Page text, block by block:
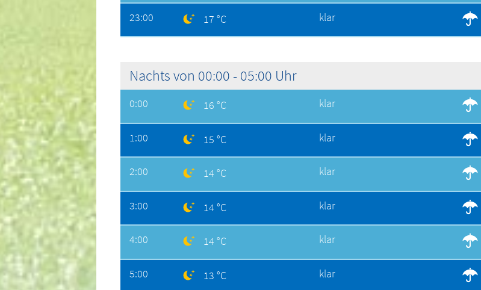
23:00 17 °C klar
Nachts von 00:00 - 05:00 Uhr
0:00 16 °C klar
1:00 15 °C klar
2:00 14 °C klar
3:00 14 °C klar
4:00 14 °C klar
5:00 13 °C klar